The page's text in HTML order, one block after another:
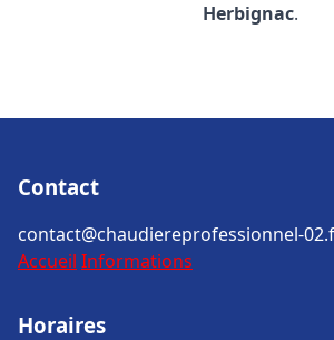
Herbignac.
Contact
contact@chaudiereprofessionnel-
Accueil Informations
Horaires